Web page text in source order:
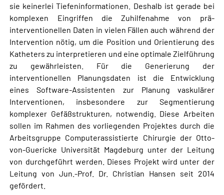
sie keinerlei Tiefeninformationen. Deshalb ist gerade bei
komplexen Eingriffen die Zuhilfenahme von prä-
interventionellen Daten in vielen Fällen auch während der
Intervention nötig, um die Position und Orientierung des
Katheters zu interpretieren und eine optimale Zielführung
zu gewährleisten. Für die Generierung der
interventionellen Planungsdaten ist die Entwicklung
eines Software-Assistenten zur Planung vaskulärer
Interventionen, insbesondere zur Segmentierung
komplexer Gefäßstrukturen, notwendig. Diese Arbeiten
sollen im Rahmen des vorliegenden Projektes durch die
Arbeitsgruppe Computerassistierte Chirurgie der Otto-
von-Guericke Universität Magdeburg unter der Leitung
von durchgeführt werden. Dieses Projekt wird unter der
Leitung von Jun.-Prof. Dr. Christian Hansen seit 2014
gefördert.